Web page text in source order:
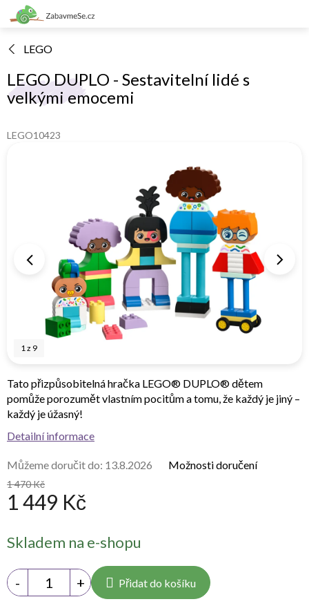
Přejít
na
LEGO
LEGO DUPLO - Sestavitelní lidé s
velkými emocemi
LEGO10423
1z 9
1 470 Kč
1 449 Kč
cena:
Skladem na e-shopu
Můžeme doručit do: 13.8.2026 Možnosti doručení
Přidat do košíku
Tato přizpůsobitelná hračka LEGO® DUPLO® dětem
pomůže porozumět vlastním pocitům a tomu, že každý je jiný –
každý je úžasný!
Detailní informace